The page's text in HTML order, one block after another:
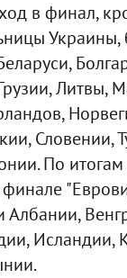
в финал,
Украины,
Литвы,
Словении,
По итогам
Албании,
Исландии,